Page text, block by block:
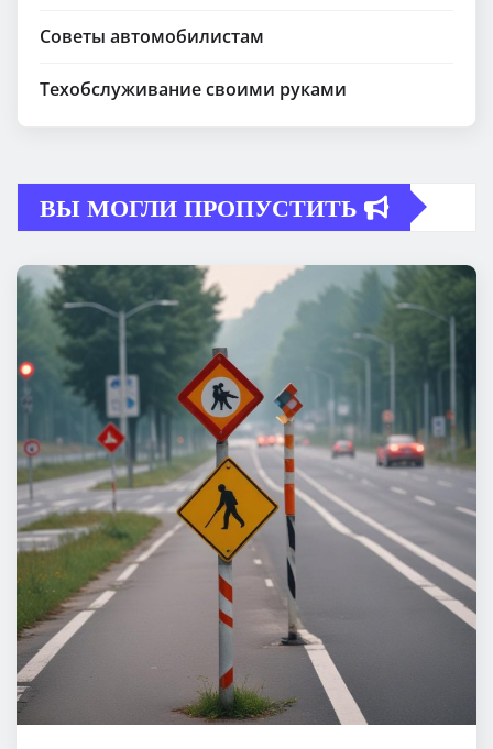
Советы автомобилистам
Техобслуживание своими руками
ВЫ МОГЛИ ПРОПУСТИТЬ